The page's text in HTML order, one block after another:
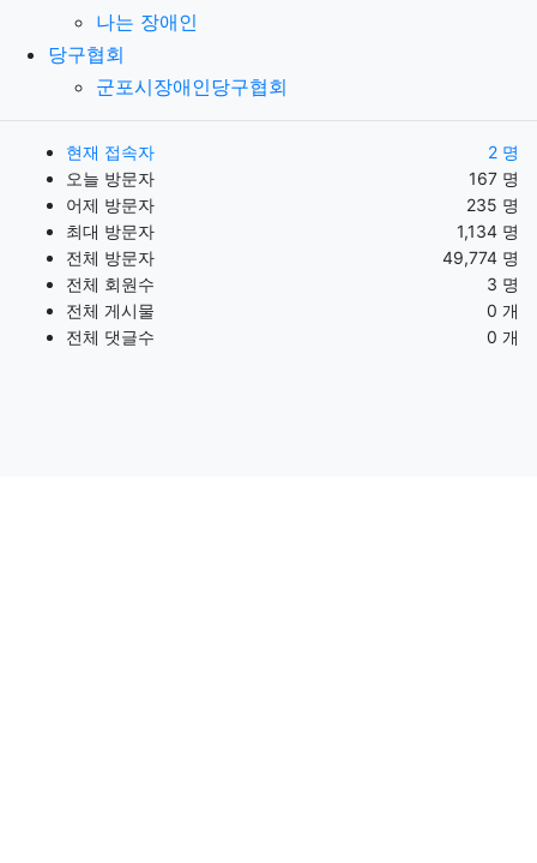
나는 장애인
당구협회
군포시장애인당구협회
현재 접속자
2 명
오늘 방문자
167 명
어제 방문자
235 명
최대 방문자
1,134 명
전체 방문자
49,774 명
전체 회원수
3 명
전체 게시물
0 개
전체 댓글수
0 개